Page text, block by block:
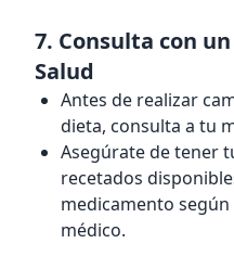
7. Consulta con
Salud
Antes de realizar
dieta, consulta a tu
Asegúrate de tener
recetados
medicamento
médico.